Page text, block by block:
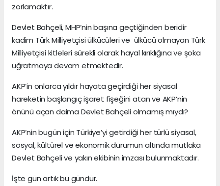
zorlamaktır.
Devlet Bahçeli, MHP’nin başına geçtiğinden beridir
kadim Türk Milliyetçisi ülkücüleri ve ülkücü olmayan Türk
Milliyetçisi kitleleri sürekli olarak hayal kırıklığına ve şoka
uğratmaya devam etmektedir.
AKP’in onlarca yıldır hayata geçirdiği her siyasal
hareketin başlangıç işaret fişeğini atan ve AKP’nin
önünü açan daima Devlet Bahçeli olmamış mıydı?
AKP’nin bugün için Türkiye’yi getirdiği her türlü siyasal,
sosyal, kültürel ve ekonomik durumun altında mutlaka
Devlet Bahçeli ve yakın ekibinin imzası bulunmaktadır.
İşte gün artık bu gündür.